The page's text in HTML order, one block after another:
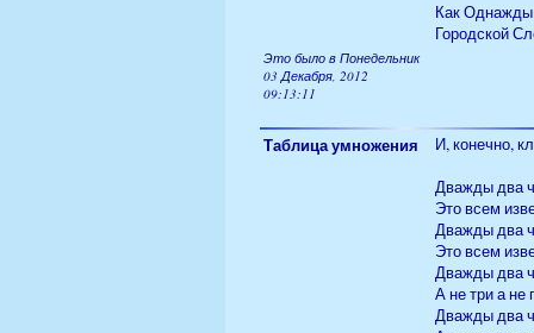
Как
Городской
Это было в Понедельник
03 Декабря, 2012
09:13:11
Таблица умножения
И, конечно,
Дважды два
Это всем
Дважды два
Это всем
Дважды два
А не три а не
Дважды два